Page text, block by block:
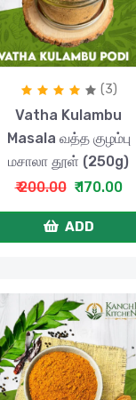
(3)
Vatha Kulambu
Masala வத்த குழம்பு
மசாலா தூள் (250g)
₹ 200.00 ₹ 170.00
ADD